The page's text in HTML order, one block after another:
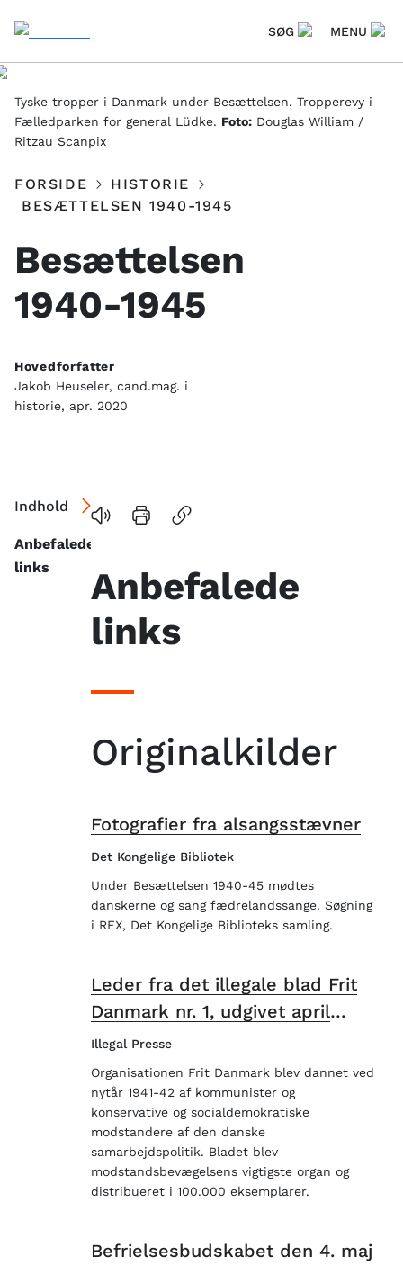
SØG MENU
Tyske tropper i Danmark under Besættelsen. Tropperevy i
Fælledparken for general Lüdke. Foto: Douglas William /
Ritzau Scanpix
FORSIDE
HISTORIE
BESÆTTELSEN 1940-1945
Besættelsen
1940-1945
Hovedforfatter
Jakob Heuseler, cand.mag. i
historie, apr. 2020
Indhold
Anbefalede
links
Anbefalede
links
Originalkilder
Fotografier fra alsangsstævner
Det Kongelige Bibliotek
Under Besættelsen 1940-45 mødtes
danskerne og sang fædrelandssange. Søgning
i REX, Det Kongelige Biblioteks samling.
Leder fra det illegale blad Frit
Danmark nr. 1, udgivet april
1942
Illegal Presse
Organisationen Frit Danmark blev dannet ved
nytår 1941-42 af kommunister og
konservative og socialdemokratiske
modstandere af den danske
samarbejdspolitik. Bladet blev
modstandsbevægelsens vigtigste organ og
distribueret i 100.000 eksemplarer.
Befrielsesbudskabet den 4. maj